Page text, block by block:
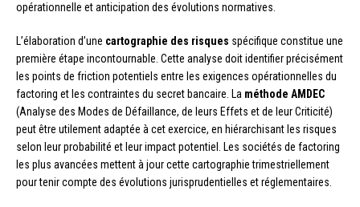
opérationnelle et anticipation des évolutions normatives.
L’élaboration d’une cartographie des risques spécifique constitue une
première étape incontournable. Cette analyse doit identifier précisément
les points de friction potentiels entre les exigences opérationnelles du
factoring et les contraintes du secret bancaire. La méthode AMDEC
(Analyse des Modes de Défaillance, de leurs Effets et de leur Criticité)
peut être utilement adaptée à cet exercice, en hiérarchisant les risques
selon leur probabilité et leur impact potentiel. Les sociétés de factoring
les plus avancées mettent à jour cette cartographie trimestriellement
pour tenir compte des évolutions jurisprudentielles et réglementaires.